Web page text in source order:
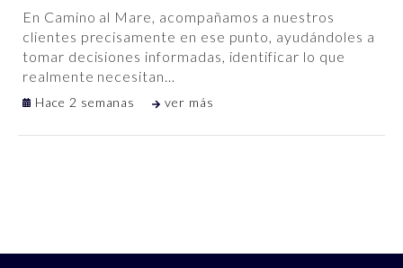
En Camino al Mare, acompañamos a nuestros
clientes precisamente en ese punto, ayudándoles a
tomar decisiones informadas, identificar lo que
realmente necesitan…
Hace 2 semanas ver más